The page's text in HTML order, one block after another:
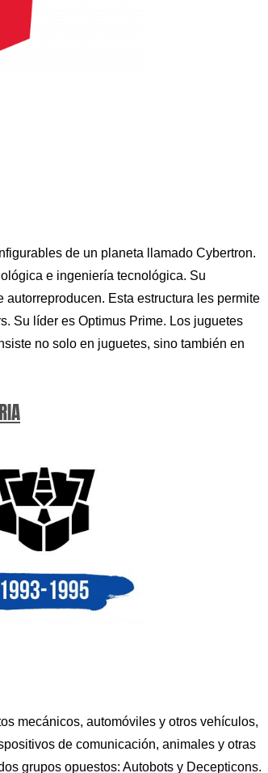
de un planeta llamado Cybertron.
e ingeniería tecnológica. Su
Esta estructura les permite
Su líder es Optimus Prime. Los juguetes
no solo en juguetes, sino también en
mecánicos, automóviles y otros vehículos,
de comunicación, animales y otras
grupos opuestos: Autobots y Decepticons.